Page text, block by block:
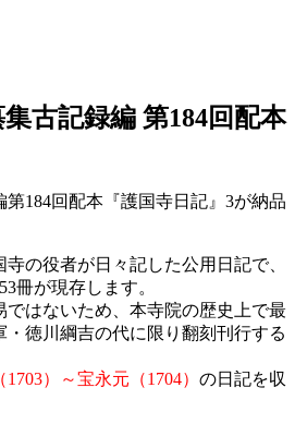
古記録編 第184回配本
184回配本『護国寺日記』3が納品
寺の役者が日々記した公用日記で、
冊が現存します。
ではないため、本寺院の歴史上で最
・徳川綱吉の代に限り翻刻刊行する
1703）～宝永元（1704） の日記を収